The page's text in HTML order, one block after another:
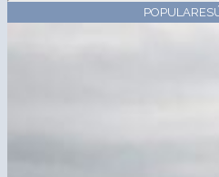
POPULARES